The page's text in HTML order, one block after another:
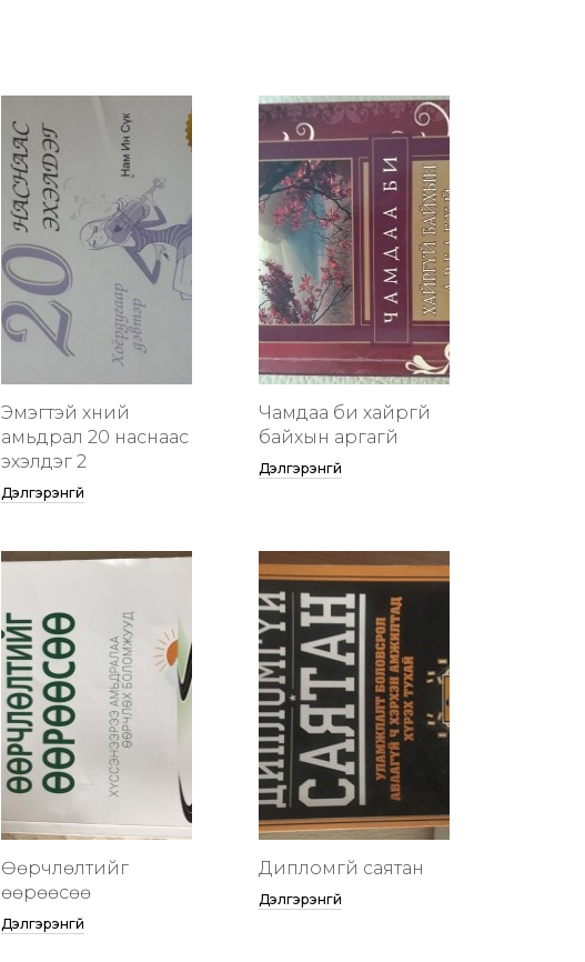
Эмэгтэй хүний
амьдрал 20 наснаас
эхэлдэг 2
Дэлгэрэнгүй
Чамдаа би хайргүй
байхын аргагүй
Дэлгэрэнгүй
Өөрчлөлтийг
өөрөөсөө
Дэлгэрэнгүй
Дипломгүй саятан
Дэлгэрэнгүй